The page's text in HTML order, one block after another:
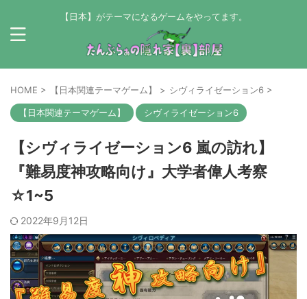
【日本】がテーマになるゲームをやってます。
HOME > 【日本関連テーマゲーム】 > シヴィライゼーション6 >
【日本関連テーマゲーム】 シヴィライゼーション6
【シヴィライゼーション6 嵐の訪れ】
『難易度神攻略向け』大学者偉人考察
☆1~5
2022年9月12日